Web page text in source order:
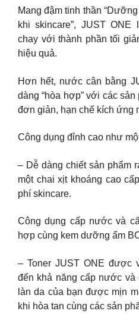
Mang đậm tinh thần
khi skincare”, JUST
chay với thành phần tối
hiệu quả.
Hơn hết, nước cân bằng
dàng “hòa hợp” với các
đơn giản, hạn chế kích ứng
Công dụng đỉnh cao như
– Dễ dàng chiết sản phẩm
một chai xịt khoáng cao
phí skincare.
Công dụng cấp nước và
hợp cùng kem dưỡng ẩm
– Toner JUST ONE được
đến khả năng cấp nước và
làn da của bạn được mịn
khi hòa tan cùng các sản